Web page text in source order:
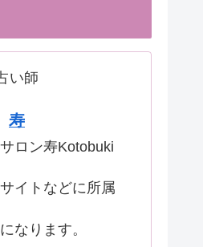
い師
寿
ロン寿Kotobuki
イトなどに所属
なります。